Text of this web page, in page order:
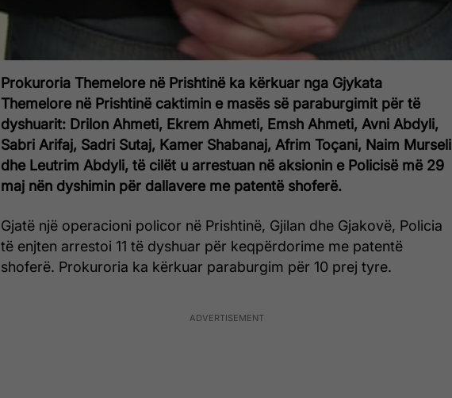
Prokuroria Themelore në Prishtinë ka kërkuar nga Gjykata
Themelore në Prishtinë caktimin e masës së paraburgimit për të
dyshuarit: Drilon Ahmeti, Ekrem Ahmeti, Emsh Ahmeti, Avni Abdyli,
Sabri Arifaj, Sadri Sutaj, Kamer Shabanaj, Afrim Toçani, Naim Murseli
dhe Leutrim Abdyli, të cilët u arrestuan në aksionin e Policisë më 29
maj nën dyshimin për dallavere me patentë shoferë.
Gjatë një operacioni policor në Prishtinë, Gjilan dhe Gjakovë, Policia
të enjten arrestoi 11 të dyshuar për keqpërdorime me patentë
shoferë. Prokuroria ka kërkuar paraburgim për 10 prej tyre.